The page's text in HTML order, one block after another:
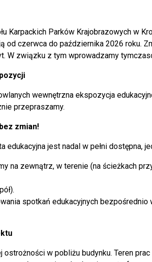
Karpackich Parków Krajobrazowych w
W ramach programu Interreg Polska –
pogranicze złożono wniosek pn.
W ramach Funduszu Małych Projektów
priorytet 3: Twórcze i atrakcyjne
odkryte na nowo”
priorytet 4: Współpraca instytucji i
projektów nr 03/2025 z dnia 03.12.2025 r.
W ramach Funduszy Europejskich dla
klimatycznych”
Karpackich Parków Krajobrazowych w
od czerwca do października 2026 roku.
W związku z tym wprowadzamy
wewnętrzna ekspozycja
przepraszamy.
zmian!
edukacyjna jest nadal w pełni dostępna,
na zewnątrz, w terenie (na ścieżkach
spotkań edukacyjnych
w pobliżu budynku. Teren